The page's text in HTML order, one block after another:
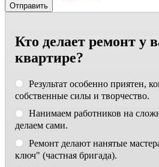
Кто делает ремонт у
квартире?
Результат особенно приятен,
собственные силы и творчество.
Нанимаем работников на
делаем сами.
Ремонт делают нанятые
ключ" (частная бригада).